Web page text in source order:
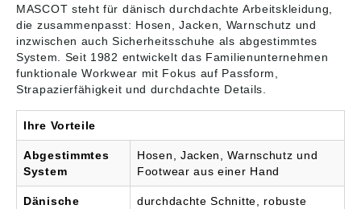
Reißverschluss sowie
eine offene aus
NetzmaterialID-
Kartenhalter ist
abnehmbarBrusttasche
mit wasserdichtem
ReißverschlussVorderta
schen mit wasserdichten
ReißverschlüssenStehkr
agenVorne in der Jacke
Rippenbund an der
Unterkante
innenVerlängerbarer
Rücken durch
MASCOT steht für dänisch durchdachte Arbeitskleidung
die zusammenpasst: Hosen, Jacken, Warnschutz und
inzwischen auch Sicherheitsschuhe als abgestimmtes
System. Seit 1982 entwickelt das Familienunternehmen
funktionale Workwear mit Fokus auf Passform,
Strapazierfähigkeit und durchdachte Details.
Ihre Vorteile
Abgestimmtes
System
Hosen, Jacken, Warnschutz und
Footwear aus einer Hand
Dänische
durchdachte Schnitte, robuste